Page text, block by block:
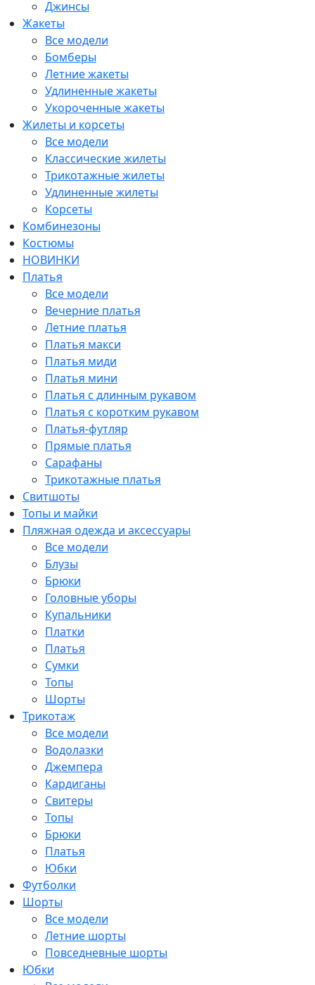
Джинсы
Жакеты
Все модели
Бомберы
Летние жакеты
Удлиненные жакеты
Укороченные жакеты
Жилеты и корсеты
Все модели
Классические жилеты
Трикотажные жилеты
Удлиненные жилеты
Корсеты
Комбинезоны
Костюмы
НОВИНКИ
Платья
Все модели
Вечерние платья
Летние платья
Платья макси
Платья миди
Платья мини
Платья с длинным рукавом
Платья с коротким рукавом
Платья-футляр
Прямые платья
Сарафаны
Трикотажные платья
Свитшоты
Топы и майки
Пляжная одежда и аксессуары
Все модели
Блузы
Брюки
Головные уборы
Купальники
Платки
Платья
Сумки
Топы
Шорты
Трикотаж
Все модели
Водолазки
Джемпера
Кардиганы
Свитеры
Топы
Брюки
Платья
Юбки
Футболки
Шорты
Все модели
Летние шорты
Повседневные шорты
Юбки